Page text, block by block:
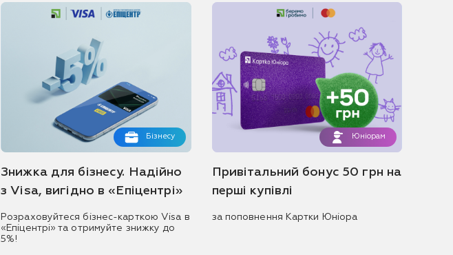
Бізнесу
Знижка для бізнесу. Надійно
з Visa, вигідно в «Епіцентрі»
Розраховуйтеся бізнес-карткою Visa в
«Епіцентрі» та отримуйте знижку до
5%!
Юніорам
Привітальний бонус 50 грн на
перші купівлі
за поповнення Картки Юніора